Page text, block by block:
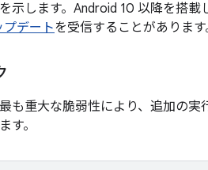
示します。Android 10 以降を搭
プデートを受信することがあります
も重大な脆弱性により、追加の
す。